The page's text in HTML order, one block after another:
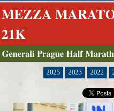
MEZZA
21K
Generali Prague Half
2025 2023 2022